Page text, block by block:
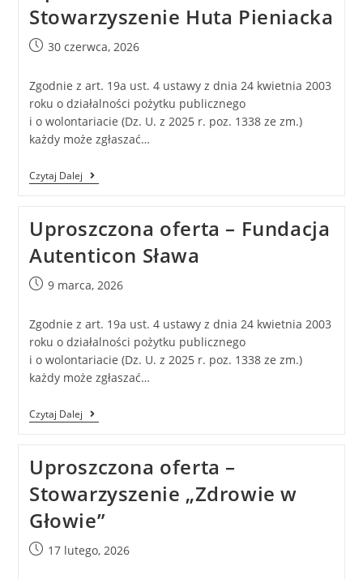
Stowarzyszenie Huta Pieniacka
30 czerwca, 2026
Zgodnie z art. 19a ust. 4 ustawy z dnia 24 kwietnia 2003
roku o działalności pożytku publicznego
i o wolontariacie (Dz. U. z 2025 r. poz. 1338 ze zm.)
każdy może zgłaszać…
Czytaj Dalej
Uproszczona oferta – Fundacja
Autenticon Sława
9 marca, 2026
Zgodnie z art. 19a ust. 4 ustawy z dnia 24 kwietnia 2003
roku o działalności pożytku publicznego
i o wolontariacie (Dz. U. z 2025 r. poz. 1338 ze zm.)
każdy może zgłaszać…
Czytaj Dalej
Uproszczona oferta –
Stowarzyszenie „Zdrowie w
Głowie”
17 lutego, 2026